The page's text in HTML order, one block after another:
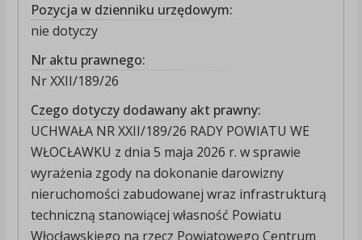
Pozycja w dzienniku urzędowym:
nie dotyczy
Nr aktu prawnego:
Nr XXII/189/26
Czego dotyczy dodawany akt prawny:
UCHWAŁA NR XXII/189/26 RADY POWIATU WE
WŁOCŁAWKU z dnia 5 maja 2026 r. w sprawie
wyrażenia zgody na dokonanie darowizny
nieruchomości zabudowanej wraz infrastrukturą
techniczną stanowiącej własność Powiatu
Włocławskiego na rzecz Powiatowego Centrum